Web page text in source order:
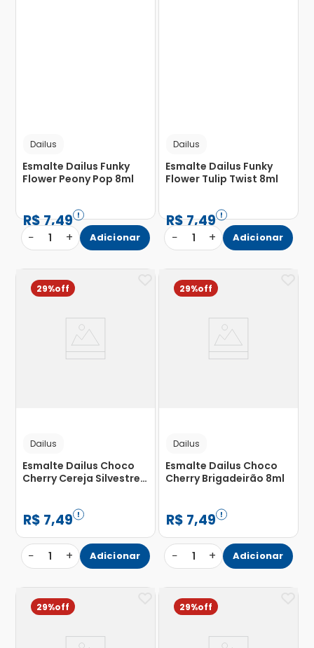
Dailus
Esmalte Dailus Funky
Flower Peony Pop 8ml
R$7,49
− 1 + Adicionar
Dailus
Esmalte Dailus Funky
Flower Tulip Twist 8ml
R$7,49
− 1 + Adicionar
29%
Dailus
Esmalte Dailus Choco
Cherry Cereja Silvestre
R$ 7,49
− 1 + Adicionar
29%
Dailus
Esmalte Dailus Choco
Cherry Brigadeirão 8ml
R$ 7,49
− 1 + Adicionar
29% 29%